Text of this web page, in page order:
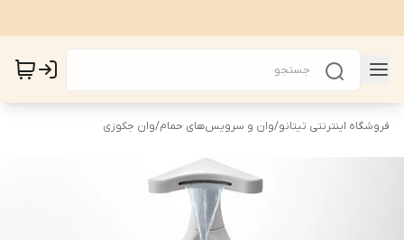
فروشگاه اینترنتی تیتانو/وان و سرویس‌های حمام/وان جکوزی